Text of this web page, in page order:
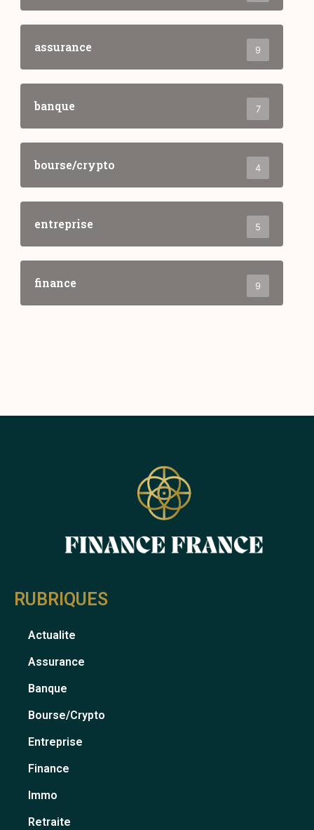
assurance 9
banque 7
bourse/crypto 4
entreprise 5
finance 9
RUBRIQUES
Actualite
Assurance
Banque
Bourse/crypto
Entreprise
Finance
Immo
Retraite